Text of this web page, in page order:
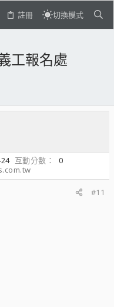
註冊 切換模式
工報名處
互動分數
0
#11